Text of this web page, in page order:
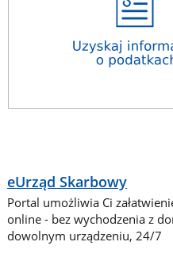
eUrząd Skarbowy
Portal umożliwia Ci
online - bez wychodzenia z
dowolnym urządzeniu, 24/7